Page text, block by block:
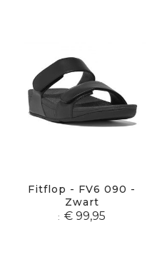
Fitflop - FV6 090 -
Zwart
€ 99,95